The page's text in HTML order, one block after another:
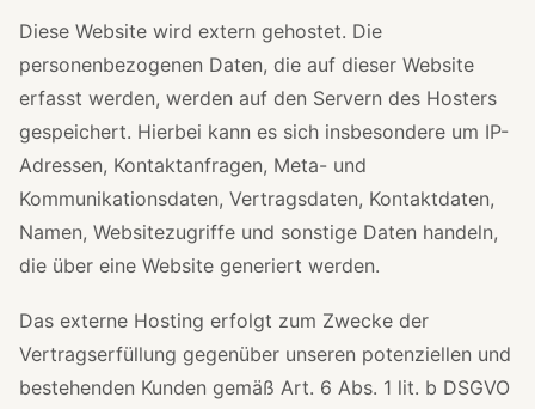
Diese Website wird extern gehostet. Die
personenbezogenen Daten, die auf dieser Website
erfasst werden, werden auf den Servern des Hosters
gespeichert. Hierbei kann es sich insbesondere um IP-
Adressen, Kontaktanfragen, Meta- und
Kommunikationsdaten, Vertragsdaten, Kontaktdaten,
Namen, Websitezugriffe und sonstige Daten handeln,
die über eine Website generiert werden.
Das externe Hosting erfolgt zum Zwecke der
Vertragserfüllung gegenüber unseren potenziellen und
bestehenden Kunden gemäß Art. 6 Abs. 1 lit. b DSGVO